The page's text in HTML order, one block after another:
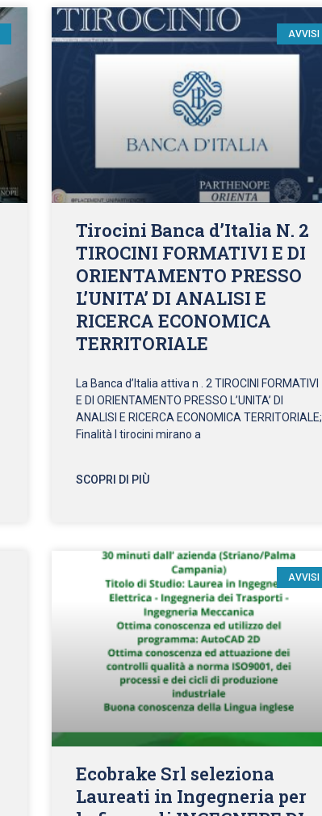
AVVISI
Tirocini Banca d’Italia N. 2
TIROCINI FORMATIVI E DI
ORIENTAMENTO PRESSO
L’UNITA’ DI ANALISI E
RICERCA ECONOMICA
TERRITORIALE
La Banca d’Italia attiva n . 2 TIROCINI FORMATIVI
E DI ORIENTAMENTO PRESSO L’UNITA’ DI
ANALISI E RICERCA ECONOMICA TERRITORIALE;
Finalità I tirocini mirano a
SCOPRI DI PIÙ
AVVISI
Ecobrake Srl seleziona
Laureati in Ingegneria per